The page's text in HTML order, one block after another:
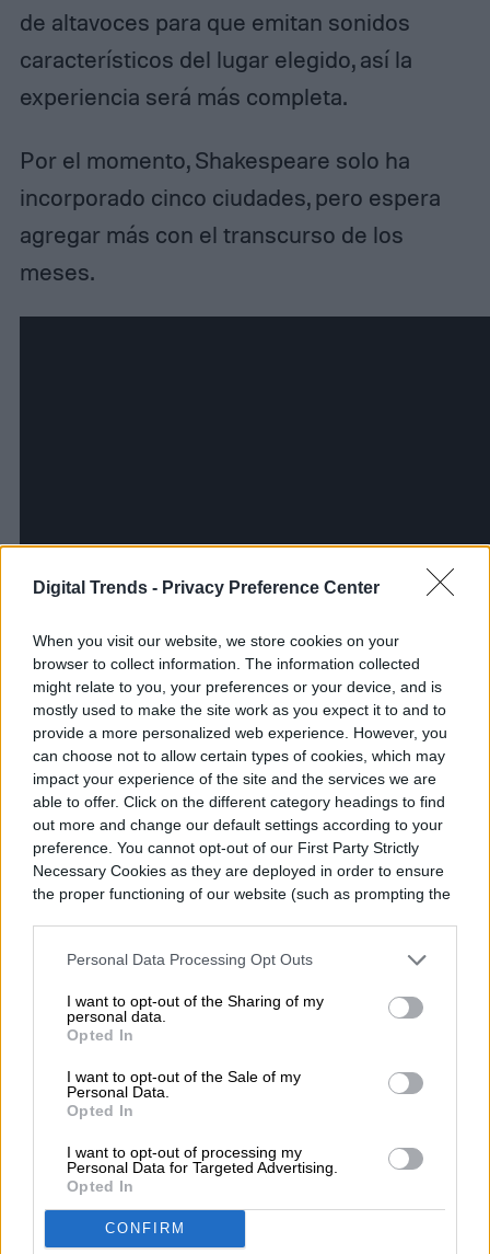
Digital Trends - Privacy Preference Center
When you visit our website, we store cookies on your
browser to collect information. The information collected
might relate to you, your preferences or your device, and is
mostly used to make the site work as you expect it to and to
provide a more personalized web experience. However, you
can choose not to allow certain types of cookies, which may
impact your experience of the site and the services we are
able to offer. Click on the different category headings to find
out more and change our default settings according to your
preference. You cannot opt-out of our First Party Strictly
Necessary Cookies as they are deployed in order to ensure
the proper functioning of our website (such as prompting the
Personal Data Processing Opt Outs
I want to opt-out of the Sharing of my
personal data.
Opted In
I want to opt-out of the Sale of my
Personal Data.
Opted In
I want to opt-out of processing my
Personal Data for Targeted Advertising.
Opted In
CONFIRM
de altavoces para que emitan sonidos
característicos del lugar elegido, así la
experiencia será más completa.
Por el momento, Shakespeare solo ha
incorporado cinco ciudades, pero espera
agregar más con el transcurso de los
meses.
Felipe Sasso
Former Digital Trends Contributor
inquietud hacia la escritura y las…
Topics